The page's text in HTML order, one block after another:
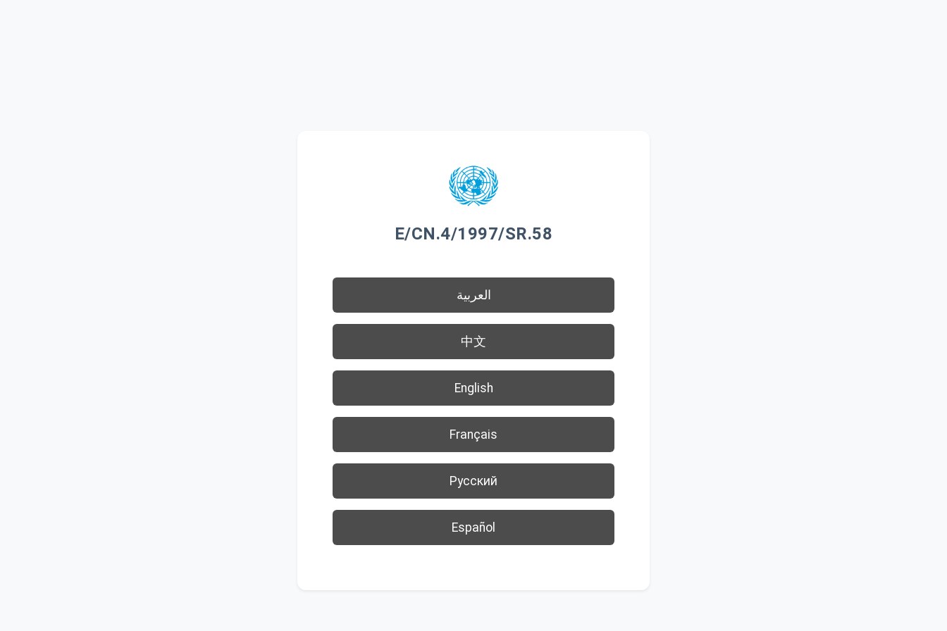
E/CN.4/1997/SR.58
العربية
中文
English
Français
Русский
Español